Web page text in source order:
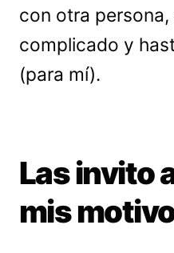
con otra
complicado y
(para mí).
Las invito
mis